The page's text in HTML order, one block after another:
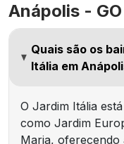
Anápolis - GO
Quais são os
Itália em
O Jardim Itália
como Jardim
Maria, oferecendo